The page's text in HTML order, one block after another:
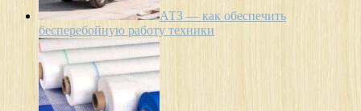
АТЗ — как обеспечить
бесперебойную работу техники